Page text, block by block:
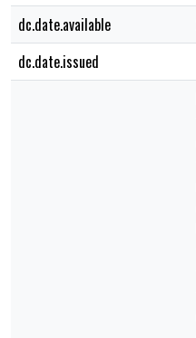
dc.date.available
dc.date.issued